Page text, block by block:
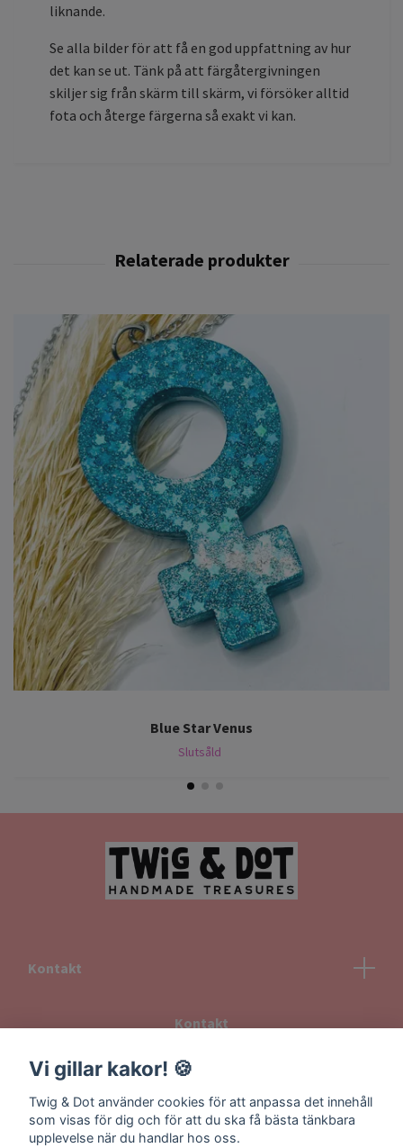
liknande.
Se alla bilder för att få en god uppfattning av hur
det kan se ut. Tänk på att färgåtergivningen
skiljer sig från skärm till skärm, vi försöker alltid
fota och återge färgerna så exakt vi kan.
Blue Star Venus
Slutsåld
Kontakt
Kontakt
Returvillkor
Information om frakt
Vi gillar kakor! 🍪
Twig & Dot använder cookies för att anpassa det innehåll
som visas för dig och för att du ska få bästa tänkbara
upplevelse när du handlar hos oss.